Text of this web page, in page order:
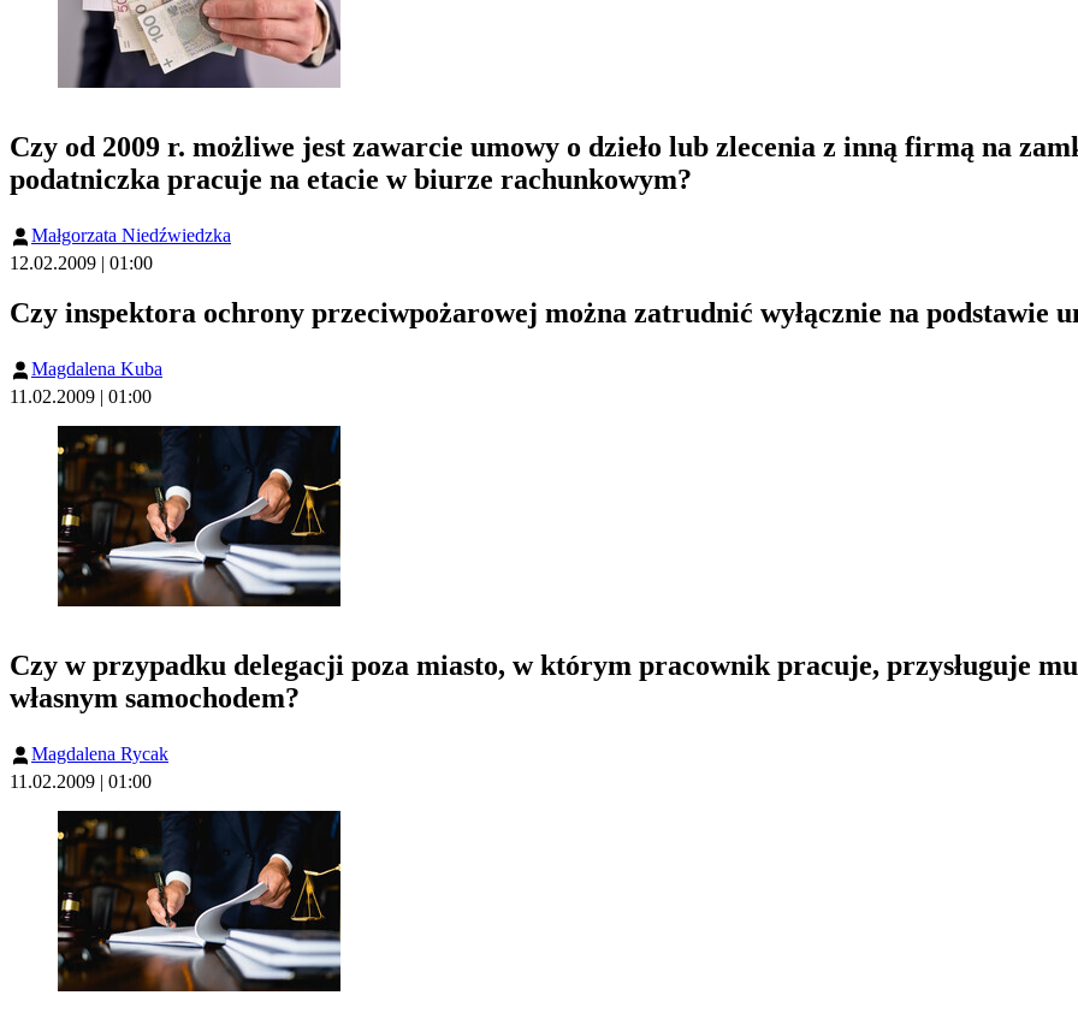
Czy od 2009 r. możliwe jest zawarcie umowy o dzieło lub zlecenia z inną firmą na
podatniczka pracuje na etacie w biurze rachunkowym?
Małgorzata Niedźwiedzka
12.02.2009 | 01:00
Czy inspektora ochrony przeciwpożarowej można zatrudnić wyłącznie na podstawie
Magdalena Kuba
11.02.2009 | 01:00
Czy w przypadku delegacji poza miasto, w którym pracownik pracuje, przysługuje
własnym samochodem?
Magdalena Rycak
11.02.2009 | 01:00